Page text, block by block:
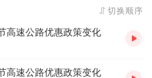
切换顺序
高速公路优惠政策变化
高速公路优惠政策变化